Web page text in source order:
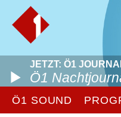
JETZT: Ö1
Ö1
Ö1 SOUND